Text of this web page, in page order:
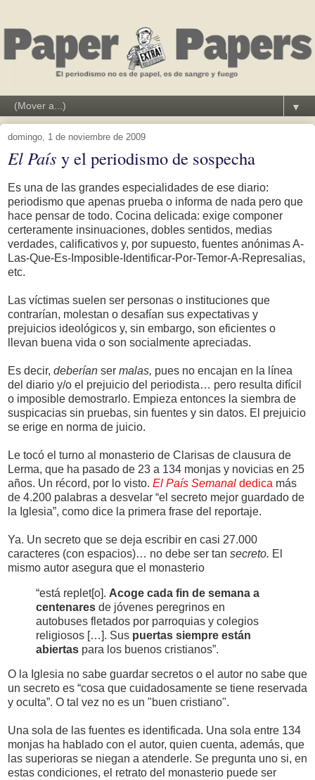
▼
domingo, 1 de noviembre de 2009
El País y el periodismo de sospecha
Es una de las grandes especialidades de ese diario:
periodismo que apenas prueba o informa de nada pero que
hace pensar de todo. Cocina delicada: exige componer
certeramente insinuaciones, dobles sentidos, medias
verdades, calificativos y, por supuesto, fuentes anónimas A-
Las-Que-Es-Imposible-Identificar-Por-Temor-A-Represalias,
etc.
Las víctimas suelen ser personas o instituciones que
contrarían, molestan o desafían sus expectativas y
prejuicios ideológicos y, sin embargo, son eficientes o
llevan buena vida o son socialmente apreciadas.
Es decir, deberían ser malas, pues no encajan en la línea
del diario y/o el prejuicio del periodista… pero resulta difícil
o imposible demostrarlo. Empieza entonces la siembra de
suspicacias sin pruebas, sin fuentes y sin datos. El prejuicio
se erige en norma de juicio.
Le tocó el turno al monasterio de Clarisas de clausura de
Lerma, que ha pasado de 23 a 134 monjas y novicias en 25
años. Un récord, por lo visto. El País Semanal dedica más
de 4.200 palabras a desvelar “el secreto mejor guardado de
la Iglesia”, como dice la primera frase del reportaje.
Ya. Un secreto que se deja escribir en casi 27.000
caracteres (con espacios)… no debe ser tan secreto. El
mismo autor asegura que el monasterio
“está replet[o]. Acoge cada fin de semana a
centenares de jóvenes peregrinos en
autobuses fletados por parroquias y colegios
religiosos […]. Sus puertas siempre están
abiertas para los buenos cristianos”.
O la Iglesia no sabe guardar secretos o el autor no sabe que
un secreto es “cosa que cuidadosamente se tiene reservada
y oculta”. O tal vez no es un "buen cristiano".
Una sola de las fuentes es identificada. Una sola entre 134
monjas ha hablado con el autor, quien cuenta, además, que
las superioras se niegan a atenderle. Se pregunta uno si, en
estas condiciones, el retrato del monasterio puede ser